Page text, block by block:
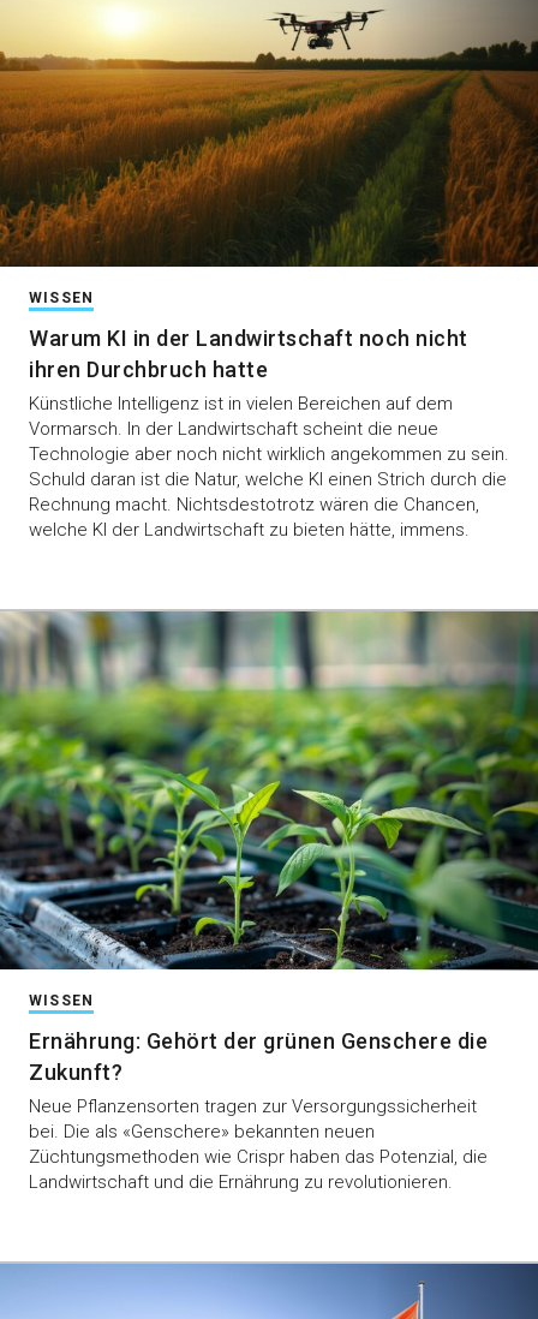
WISSEN
Warum KI in der Landwirtschaft noch nicht
ihren Durchbruch hatte
Künstliche Intelligenz ist in vielen Bereichen auf dem
Vormarsch. In der Landwirtschaft scheint die neue
Technologie aber noch nicht wirklich angekommen zu sein.
Schuld daran ist die Natur, welche KI einen Strich durch die
Rechnung macht. Nichtsdestotrotz wären die Chancen,
welche KI der Landwirtschaft zu bieten hätte, immens.
WISSEN
Ernährung: Gehört der grünen Genschere die
Zukunft?
Neue Pflanzensorten tragen zur Versorgungssicherheit
bei. Die als «Genschere» bekannten neuen
Züchtungsmethoden wie Crispr haben das Potenzial, die
Landwirtschaft und die Ernährung zu revolutionieren.